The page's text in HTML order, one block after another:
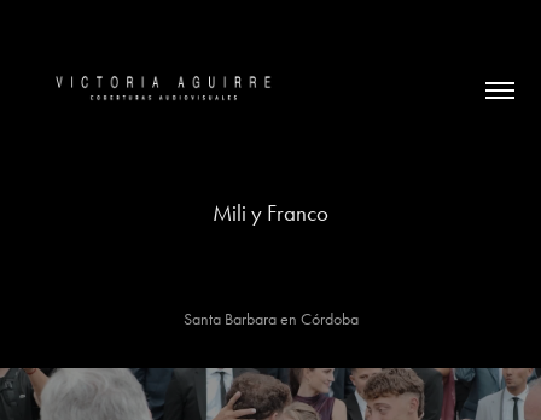
Mili y Franco
Santa Barbara en Córdoba